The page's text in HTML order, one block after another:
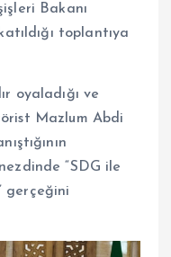
Bakanı
toplantıya
oyaladığı ve
Mazlum Abdi
“SDG ile
gerçeğini